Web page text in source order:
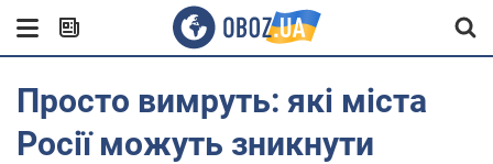
Просто вимруть: які міста
Росії можуть зникнути